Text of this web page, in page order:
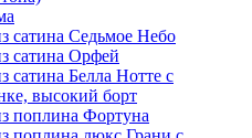
сатина Седьмое Небо
сатина Орфей
сатина Белла Нотте с
высокий борт
поплина Фортуна